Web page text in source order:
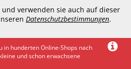
und verwenden sie auch auf dieser
Datenschutzbestimmungen.
in hunderten Online-Shops nach
und schon erwachsene